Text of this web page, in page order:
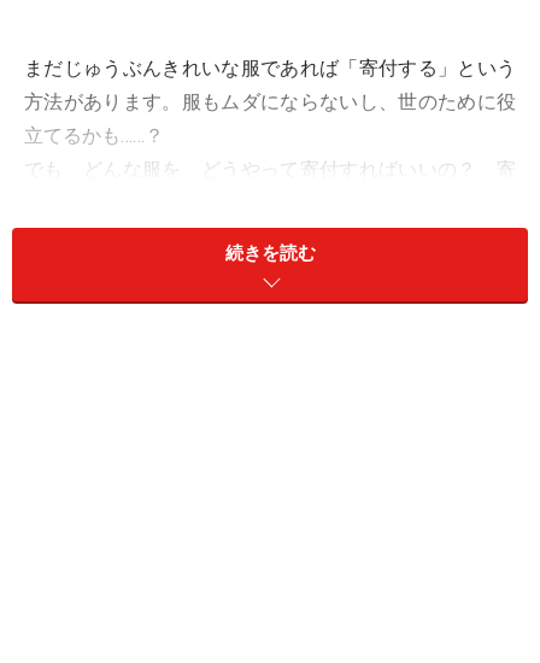
まだじゅうぶんきれいな服であれば「寄付する」という
方法があります。服もムダにならないし、世のために役
立てるかも……？
でも、どんな服を、どうやって寄付すればいいの？ 寄
続きを読む